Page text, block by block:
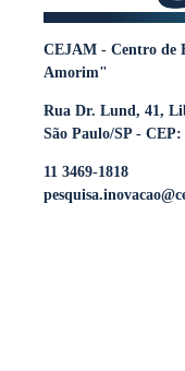
CEJAM - Centro de
Amorim"
Rua Dr. Lund, 41,
São Paulo/SP - CEP:
11 3469-1818